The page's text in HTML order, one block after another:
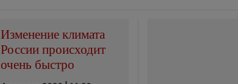
Изменение климата
России происходит
очень быстро